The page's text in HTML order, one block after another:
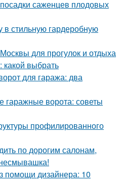
саженцев плодовых
в стильную гардеробную
для прогулок и отдыха
какой выбрать
для гаража: два
гаражные ворота: советы
профилированного
по дорогим салонам,
помощи дизайнера: 10